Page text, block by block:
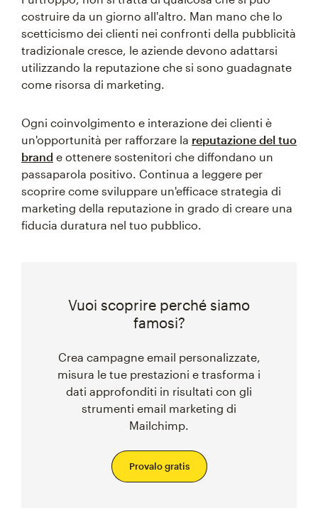
costruire da un giorno all'altro. Man mano che lo
scetticismo dei clienti nei confronti della pubblicità
tradizionale cresce, le aziende devono adattarsi
utilizzando la reputazione che si sono guadagnate
come risorsa di marketing.
Ogni coinvolgimento e interazione dei clienti è
un'opportunità per rafforzare la reputazione del tuo
brand e ottenere sostenitori che diffondano un
passaparola positivo. Continua a leggere per
scoprire come sviluppare un'efficace strategia di
marketing della reputazione in grado di creare una
fiducia duratura nel tuo pubblico.
Vuoi scoprire perché siamo
famosi?
Crea campagne email personalizzate,
misura le tue prestazioni e trasforma i
dati approfonditi in risultati con gli
strumenti email marketing di
Mailchimp.
Provalo gratis